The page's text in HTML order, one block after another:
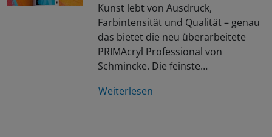
Kunst lebt von Ausdruck,
Farbintensität und Qualität – genau
das bietet die neu überarbeitete
PRIMAcryl Professional von
Schmincke. Die feinste…
Weiterlesen